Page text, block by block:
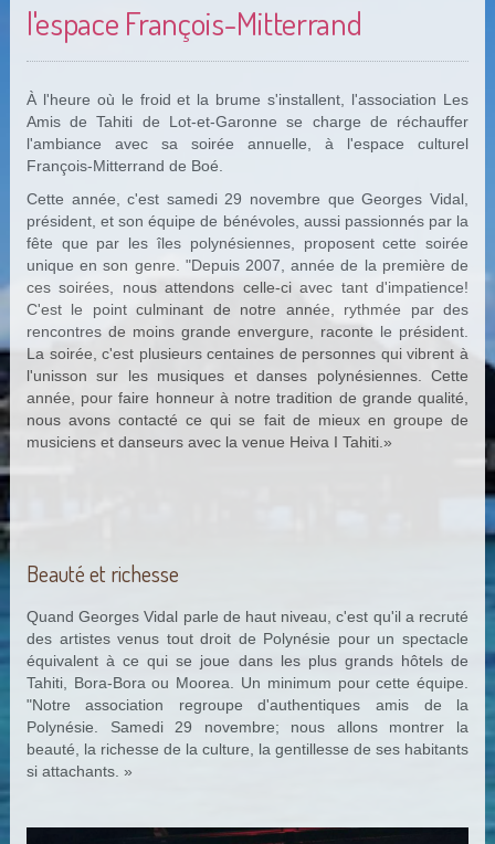
l'espace François-Mitterrand
À l'heure où le froid et la brume s'installent, l'association Les
Amis de Tahiti de Lot-et-Garonne se charge de réchauffer
l'ambiance avec sa soirée annuelle, à l'espace culturel
François-Mitterrand de Boé.
Cette année, c'est samedi 29 novembre que Georges Vidal,
président, et son équipe de bénévoles, aussi passionnés par la
fête que par les îles polynésiennes, proposent cette soirée
unique en son genre. "Depuis 2007, année de la première de
ces soirées, nous attendons celle-ci avec tant d'impatience!
C'est le point culminant de notre année, rythmée par des
rencontres de moins grande envergure, raconte le président.
La soirée, c'est plusieurs centaines de personnes qui vibrent à
l'unisson sur les musiques et danses polynésiennes. Cette
année, pour faire honneur à notre tradition de grande qualité,
nous avons contacté ce qui se fait de mieux en groupe de
musiciens et danseurs avec la venue Heiva I Tahiti.»
Beauté et richesse
Quand Georges Vidal parle de haut niveau, c'est qu'il a recruté
des artistes venus tout droit de Polynésie pour un spectacle
équivalent à ce qui se joue dans les plus grands hôtels de
Tahiti, Bora-Bora ou Moorea. Un minimum pour cette équipe.
"Notre association regroupe d'authentiques amis de la
Polynésie. Samedi 29 novembre; nous allons montrer la
beauté, la richesse de la culture, la gentillesse de ses habitants
si attachants. »